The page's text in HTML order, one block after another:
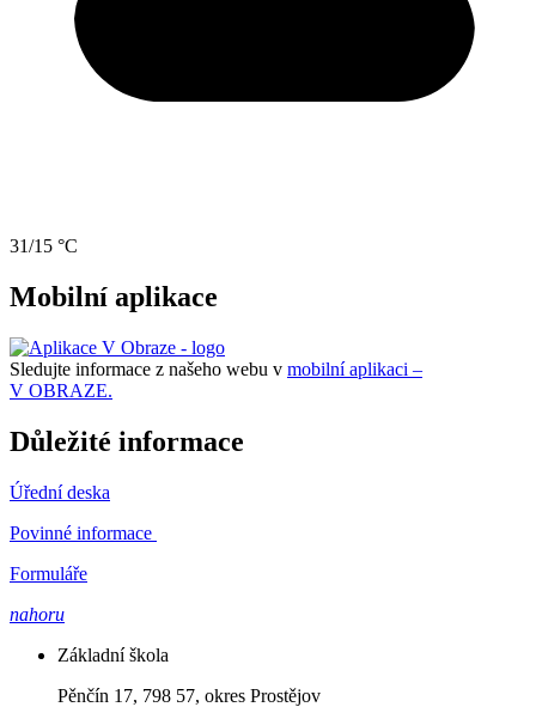
31/15 °C
Mobilní aplikace
Sledujte informace z našeho webu v mobilní aplikaci –
V OBRAZE.
Důležité informace
Úřední deska
Povinné informace
Formuláře
nahoru
Základní škola
Pěnčín 17, 798 57, okres Prostějov